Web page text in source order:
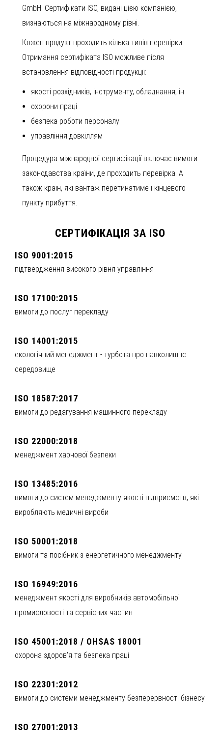
GmbH. Сертифікати ISO, видані цією компанією,
визнаються на міжнародному рівні.
Кожен продукт проходить кілька типів перевірки.
Отримання сертифіката ISO можливе після
встановлення відповідності продукції:
якості розхідників, інструменту, обладнання, ін
охорони праці
безпека роботи персоналу
управління довкіллям
Процедура міжнародної сертифікації включає вимоги
законодавства країни, де проходить перевірка. А
також країн, які вантаж перетинатиме і кінцевого
пункту прибуття.
СЕРТИФІКАЦІЯ ЗА ISO
ISO 9001:2015
підтвердження високого рівня управління
ISO 17100:2015
вимоги до послуг перекладу
ISO 14001:2015
екологічний менеджмент - турбота про навколишнє
середовище
ISO 18587:2017
вимоги до редагування машинного перекладу
ISO 22000:2018
менеджмент харчової безпеки
ISO 13485:2016
вимоги до систем менеджменту якості підприємств, які
виробляють медичні вироби
ISO 50001:2018
вимоги та посібник з енергетичного менеджменту
ISO 16949:2016
менеджмент якості для виробників автомобільної
промисловості та сервісних частин
ISO 45001:2018 / OHSAS 18001
охорона здоров'я та безпека праці
ISO 22301:2012
вимоги до системи менеджменту безперервності бізнесу
ISO 27001:2013